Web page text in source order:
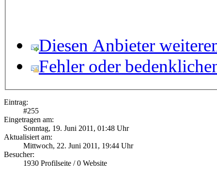
Diesen Anbieter
Fehler oder
Eintrag:
#255
Eingetragen am:
Sonntag, 19. Juni 2011, 01:48 Uhr
Aktualisiert am:
Mittwoch, 22. Juni 2011, 19:44 Uhr
Besucher:
1930 Profilseite /0 Website